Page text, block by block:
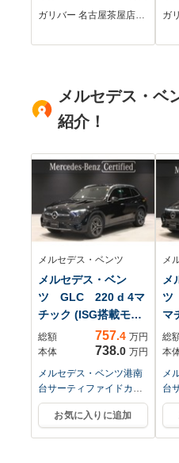
ーター BSM 両側
眼LEDヘッドライ
コン ETC2.0 ドラ
レコ
ガリバー 名古屋茶屋店…
ン
ラ/
イ
ガ
メルセデス・ベ
紹介！
メルセデス・ベンツ
メルセデス・ベン
ツ GLC 220 d 4マ
チック (ISG搭載モデ
ル) ...
総額 757.4 万円
本体
738.0 万円
メルセデス・ベンツ港南
台サーティファイドカー
センター
お気に入りに追加
メ
メ
ツ
マ
パ
総
本
メ
台
セ